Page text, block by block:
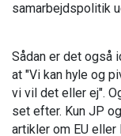
samarbejdspolitik
Sådan er det også
at "Vi kan hyle og
vi vil det eller ej".
set efter. Kun JP
artikler om EU